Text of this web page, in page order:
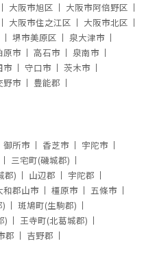
大阪市旭区
大阪市阿倍野区
大阪市住之江区
大阪市北区
堺市美原区
泉大津市
原市 高石市
泉南市
市 守口市
茨木市
野市 豊能郡
御所市 香芝市
宇陀市
三宅町(磯城郡)
郡) 山辺郡
宇陀郡
和郡山市 橿原市
五條市
斑鳩町(生駒郡)
)
王寺町(北葛城郡)
郡 吉野郡